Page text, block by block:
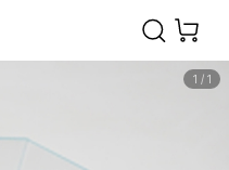
1 / 1